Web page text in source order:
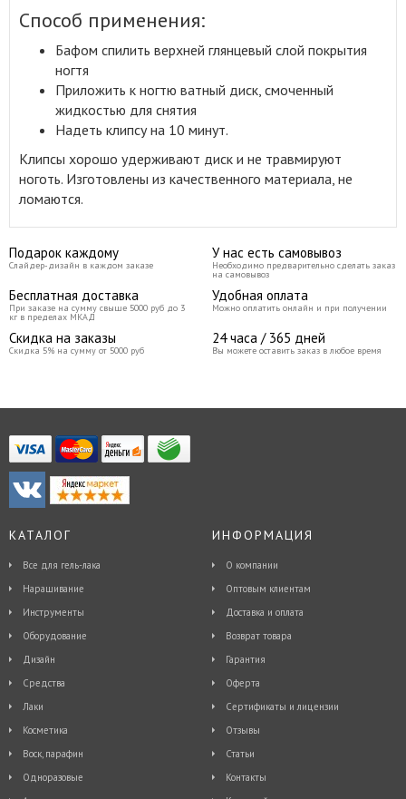
Способ применения:
Бафом спилить верхней глянцевый слой покрытия
ногтя
Приложить к ногтю ватный диск, смоченный
жидкостью для снятия
Надеть клипсу на 10 минут.
Клипсы хорошо удерживают диск и не травмируют
ноготь. Изготовлены из качественного материала, не
ломаются.
Подарок каждому
Слайдер-дизайн в каждом заказе
У нас есть самовывоз
Необходимо предварительно сделать заказ
на самовывоз
Бесплатная доставка
При заказе на сумму свыше 5000 руб до 3
кг в пределах МКАД
Удобная оплата
Можно оплатить онлайн и при получении
Скидка на заказы
Скидка 5% на сумму от 5000 руб
24 часа / 365 дней
Вы можете оставить заказ в любое время
КАТАЛОГ
Все для гель-лака
Наращивание
Инструменты
Оборудование
Дизайн
Средства
Лаки
Косметика
Воск, парафин
Одноразовые
ИНФОРМАЦИЯ
О компании
Оптовым клиентам
Доставка и оплата
Возврат товара
Гарантия
Оферта
Сертификаты и лицензии
Отзывы
Статьи
Контакты